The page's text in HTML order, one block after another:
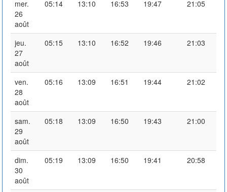
mer.
26
août
05:14 13:10 16:53 19:47 21:05
jeu.
27
août
05:15 13:10 16:52 19:46 21:03
ven.
28
août
05:16 13:09 16:51 19:44 21:02
sam.
29
août
05:18 13:09 16:50 19:43 21:00
dim.
30
août
05:19 13:09 16:50 19:41 20:58